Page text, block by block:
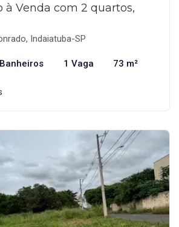
Venda com 2 quartos,
Indaiatuba-SP
1 Vaga 73 m²